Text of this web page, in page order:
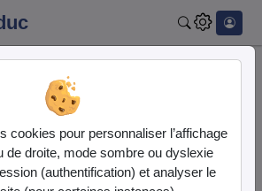
les LGBTphobies 2026…
cookies pour personnaliser l’affichage
de droite, mode sombre ou dyslexie
(authentification) et analyser le